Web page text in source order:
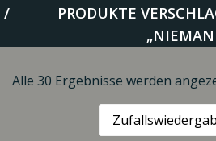
PRODUKTE
Alle 30 Ergebnisse werden